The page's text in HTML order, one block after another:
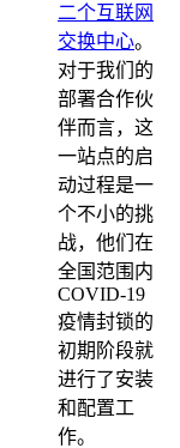
二个互联网
交换中心。
对于我们的
部署合作伙
伴而言，这
一站点的启
动过程是一
个不小的挑
战，他们在
全国范围内
COVID-19
疫情封锁的
初期阶段就
进行了安装
和配置工
作。